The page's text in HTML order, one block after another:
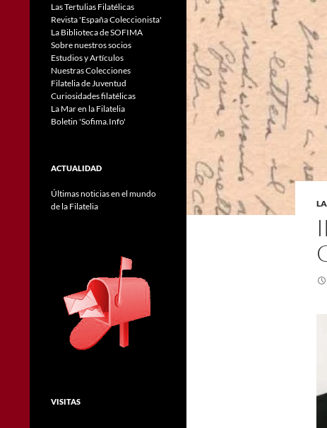
Las Tertulias Filatélicas
Revista 'España Coleccionista'
La Biblioteca de SOFIMA
Sobre nuestros socios
Estudios y Artículos
Nuestras Colecciones
Filatelia de Juventud
Curiosidades filatélicas
La Mar en la Filatelia
Boletin 'Sofima.Info'
ACTUALIDAD
Últimas noticias en el mundo
de la Filatelia
VISITAS